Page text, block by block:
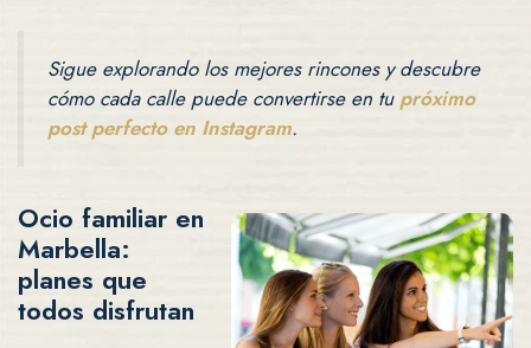
Sigue explorando los mejores rincones y descubre
cómo cada calle puede convertirse en tu próximo
post perfecto en Instagram.
Ocio familiar en
Marbella:
planes que
todos disfrutan